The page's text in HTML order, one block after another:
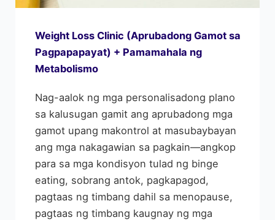
Weight Loss Clinic (Aprubadong Gamot sa
Pagpapapayat) + Pamamahala ng
Metabolismo
Nag-aalok ng mga personalisadong plano
sa kalusugan gamit ang aprubadong mga
gamot upang makontrol at masubaybayan
ang mga nakagawian sa pagkain—angkop
para sa mga kondisyon tulad ng binge
eating, sobrang antok, pagkapagod,
pagtaas ng timbang dahil sa menopause,
pagtaas ng timbang kaugnay ng mga